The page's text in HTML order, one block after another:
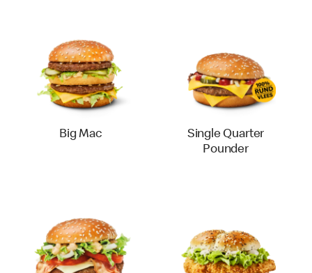
Big Mac
Single Quarter
Pounder